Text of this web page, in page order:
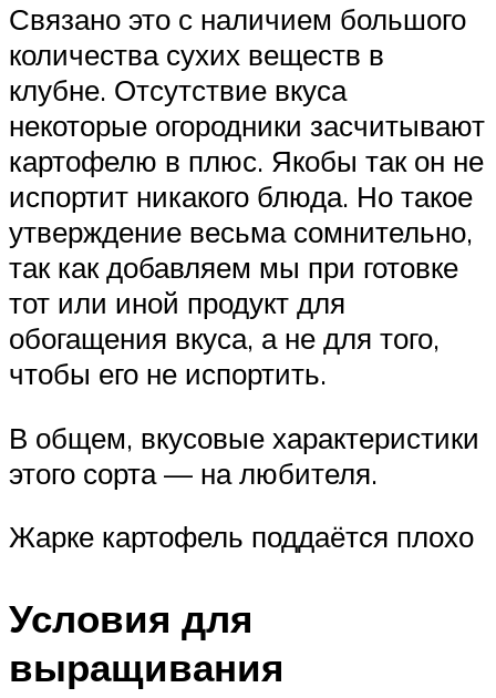
Связано это с наличием большого
количества сухих веществ в
клубне. Отсутствие вкуса
некоторые огородники засчитывают
картофелю в плюс. Якобы так он не
испортит никакого блюда. Но такое
утверждение весьма сомнительно,
так как добавляем мы при готовке
тот или иной продукт для
обогащения вкуса, а не для того,
чтобы его не испортить.
В общем, вкусовые характеристики
этого сорта — на любителя.
Жарке картофель поддаётся плохо
Условия для
выращивания